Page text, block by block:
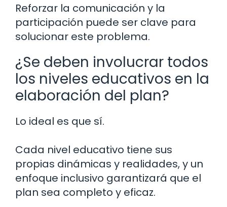
Reforzar la comunicación y la
participación puede ser clave para
solucionar este problema.
¿Se deben involucrar todos
los niveles educativos en la
elaboración del plan?
Lo ideal es que sí.
Cada nivel educativo tiene sus
propias dinámicas y realidades, y un
enfoque inclusivo garantizará que el
plan sea completo y eficaz.